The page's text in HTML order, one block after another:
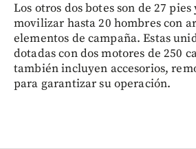
Los otros dos botes son de 27
movilizar hasta 20 hombres con
elementos de campaña. Estas
dotadas con dos motores de 250
también incluyen accesorios,
para garantizar su operación.